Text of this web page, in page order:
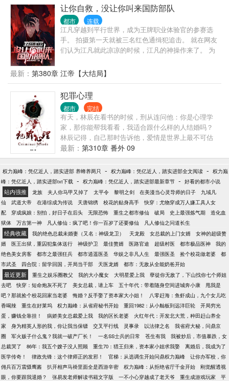
让你自救，没让你叫来国防部队
都市 连载
江凡穿越到平行世界，成为王牌职业体验官的参赛选
手。 拍摄第一天就被三名红色通缉犯追击。 就在网友
们认为江凡就此凉凉的时候，江凡的神操作来了。 为
如果我被绑架，为了引起部队关注我把国防光缆弄
断，算不算紧急避险？ 网友:好家伙，报警警察来需要
二十分钟，挖断国防电缆军队过来只需要两分钟，不
过最后劫匪都出来重新做人了，你还在里边蹲着！ 通
缉犯:喂，110吗，我实名举报有人破坏国防设备……
媒体:蒙面热心市民将破坏国防设施的敌特分子扭送公
安机关 …… 就在众人以为江凡的神操作到此结束时，
谁料这仅仅是一个新的开始。 博物馆当保安，遇见歹
徒，你直接砸碎玻璃掏出越王勾践剑与歹徒击剑？ 家
政公司洗地毯，没想到洗出各种奇葩的东西，你把客
户全部送进去？ 汽车修理店当学徒，你改装拖拉机去
秋名山飙车，秒杀一众豪华跑车？ 众网友:本以为开局
是巅峰，没想到小丑竟是我自己
最新： 第380章 江帝【大结局】
犯罪心理
都市 完结
有天，林辰在看书的时候，刑从连问他：你是心理学
家，那你能帮我看看，我适合跟什么样的人结婚吗？
林辰记得，自己那时告诉他，爱情是世界上最不可估
量的东西，就算是心理学家也无法预测，因为人与人
的相爱过程中充满了无数变量。刑从连又问，什么是
变量？林辰那时想，变量就是，我以为你只是个普通
的警察，最喜欢在大排档开一瓶啤酒吃小龙虾，却不
知道，你原来是……；又或者说，变量是，我不知道
我会爱上你，也不知道，你何时会爱上我。
最新： 第310章 番外 09
权力巅峰：凭亿近人，踏实进部 养蜂养两只 - 权力巅峰：凭亿近人，踏实进部全文阅读 - 权力巅
峰：凭亿近人，踏实进部txt下载 - 权力巅峰：凭亿近人，踏实进部最新章节 - 好看的都市小说
站内强推 龙族 夫人你马甲又掉了 太平令 黎明之剑 在美漫当心灵导师的日子
九域凡
仙
武道大帝 在港综成为传说 天唐锦绣 校花的贴身高手
快穿：尤物穿成万人嫌工具人女
配
穿成疯娘：别怕，好日子在后头 无限恐怖 重生之都市修仙 破局 史上最强炼气期
造化血
狱体
万古第一神 凡人修仙：疯了吧！你一百岁了还要修仙 凡人修仙之问道长生
经典收藏 我的绝色总裁未婚妻（又名：神级龙卫） 天龙殿 女总裁的上门女婿
女神的超级赘
婿
医王出狱，重囚犯集体送行 神级护卫 最佳赘婿 医路官途 超级村医 都市极品医神
我的
绝色美女房客
都市之最强狂兵 都市逍遥医圣 华娱之非凡人生 最强医圣 捡个校花做老婆
都
市武圣
四合院：留学回国，开局当干部 天医龙婿 都市：无敌从全能奶爸开始
最近更新 重生之娱乐圈教父 我的大小魔女 大明星爱上我
孽徒你无敌了，下山找你七个师姐
去吧
快穿：短命炮灰不死了 美女总裁，请上车 五十年代：带着随身空间进城奔小康
甩我是
吧？那就捡个校花回家当老婆
悔婚？反手娶了资本家大小姐！
八零赶海：鱼虾成山，九个女儿吃
香喝辣
重生在好莱坞 权力巅峰：从省府秘书开始 重回1982：从小舢板到远洋巨轮
开局穷光
蛋，赚钱全靠挂！
病娇美女总裁爱上我 我的区长老婆
火红年代：开发北大荒，种田赶山养全
家
身为精英人形的我，你让我当保镖 交叉平行线 灵事录 以法律之名
我省府大秘，问鼎京
圈
军火贩子什么鬼？我就一破产厂长！ 一名SS士兵的日常 苍生有我
我被炒后，市值暴跌，女
总裁哭了
86年：我五个嫂子没人照顾 重生70：猎王归来，资本家小姐求我娶
离婚后，我成为了
医学传奇！
律政先锋：这个律师正的发邪！ 官梯：从选调生开始问鼎权力巅峰
让你办军校，你
佣兵百万震慑鹰酱
扒开相声马褂里面全是西游辛密 权力巅峰：从拒绝省厅千金开始
刚觉醒透视
眼，你要跟我退婚？
张易发老师解读书籍文字版 一不小心穿越成了老天爷 重生成游戏玩家
平